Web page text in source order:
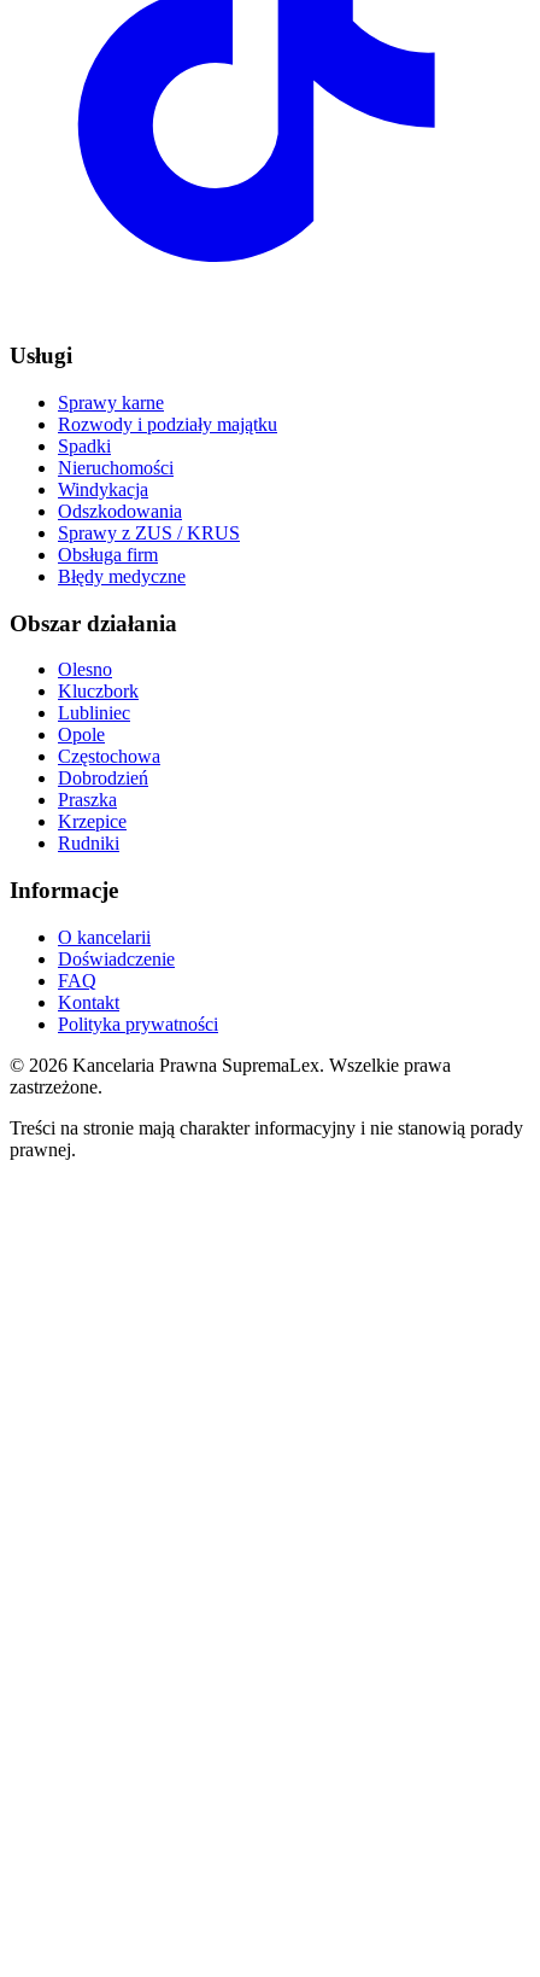
Usługi
Sprawy karne
Rozwody i podziały majątku
Spadki
Nieruchomości
Windykacja
Odszkodowania
Sprawy z ZUS / KRUS
Obsługa firm
Błędy medyczne
Obszar działania
Olesno
Kluczbork
Lubliniec
Opole
Częstochowa
Dobrodzień
Praszka
Krzepice
Rudniki
Informacje
O kancelarii
Doświadczenie
FAQ
Kontakt
Polityka prywatności
© 2026 Kancelaria Prawna SupremaLex. Wszelkie prawa
zastrzeżone.
Treści na stronie mają charakter informacyjny i nie stanowią porady
prawnej.